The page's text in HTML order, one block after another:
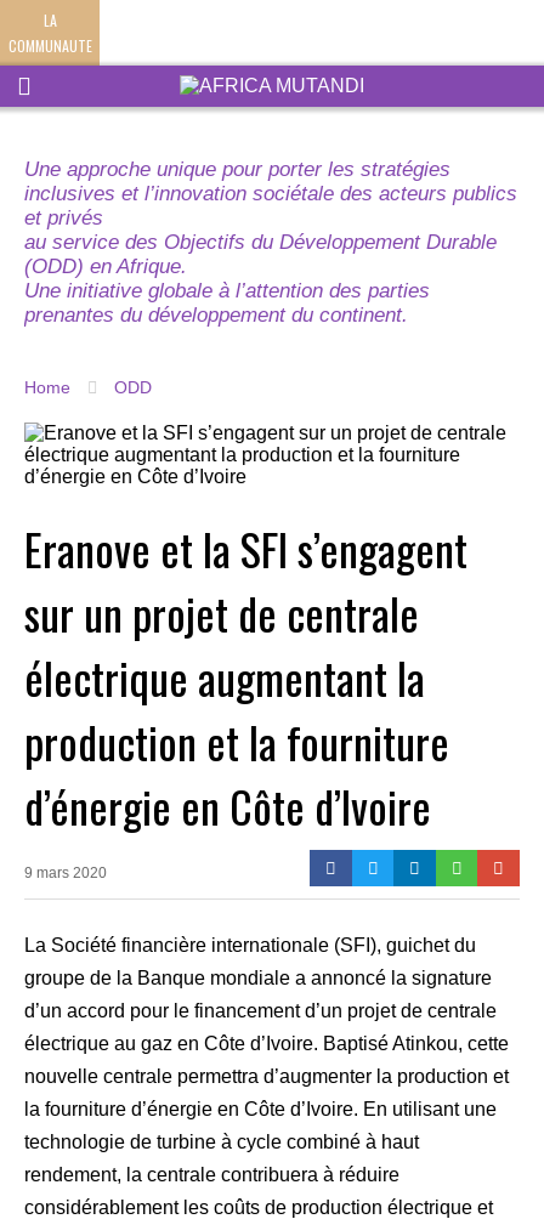
LA
COMMUNAUTE
Une approche unique pour porter les stratégies
inclusives et l’innovation sociétale des acteurs publics
et privés
au service des Objectifs du Développement Durable
(ODD) en Afrique.
Une initiative globale à l’attention des parties
prenantes du développement du continent.
Home ODD
Eranove et la SFI s’engagent
sur un projet de centrale
électrique augmentant la
production et la fourniture
d’énergie en Côte d’Ivoire
9 mars 2020
La Société financière internationale (SFI), guichet du
groupe de la Banque mondiale a annoncé la signature
d’un accord pour le financement d’un projet de centrale
électrique au gaz en Côte d’Ivoire. Baptisé Atinkou, cette
nouvelle centrale permettra d’augmenter la production et
la fourniture d’énergie en Côte d’Ivoire. En utilisant une
technologie de turbine à cycle combiné à haut
rendement, la centrale contribuera à réduire
considérablement les coûts de production électrique et